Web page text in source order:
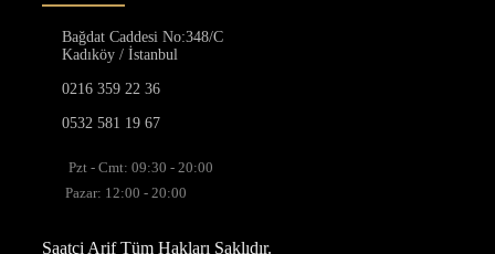
Bağdat Caddesi No:348/C
Kadıköy / İstanbul
0216 359 22 36
0532 581 19 67
Pzt - Cmt: 09:30 - 20:00
Pazar: 12:00 - 20:00
Saatçi Arif Tüm Hakları Saklıdır.